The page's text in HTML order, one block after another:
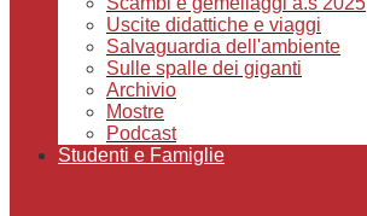
Uscite didattiche e viaggi
Salvaguardia dell'ambiente
Sulle spalle dei giganti
Archivio
Mostre
Podcast
Studenti e Famiglie